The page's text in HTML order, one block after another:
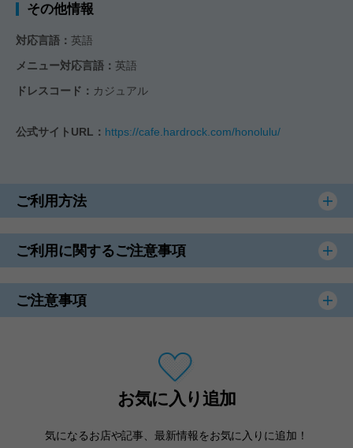
その他情報
対応言語： 英語
メニュー対応言語： 英語
ドレスコード： カジュアル
公式サイトURL： https://cafe.hardrock.com/honolulu/
ご利用方法
ご利用に関するご注意事項
ご注意事項
お気に入り追加
気になるお店や記事、最新情報をお気に入りに追加！